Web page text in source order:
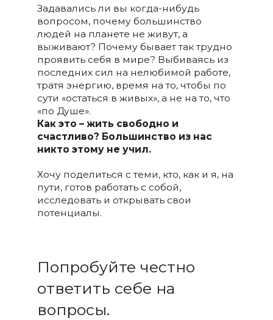
Задавались ли вы когда-нибудь
вопросом, почему большинство
людей на планете не живут, а
выживают? Почему бывает так трудно
проявить себя в мире? Выбиваясь из
последних сил на нелюбимой работе,
тратя энергию, время на то, чтобы по
сути «остаться в живых», а не на то, что
«по Душе».
Как это – жить свободно и
счастливо? Большинство из нас
никто этому не учил.
Хочу поделиться с теми, кто, как и я, на
пути, готов работать с собой,
исследовать и открывать свои
потенциалы.
Попробуйте честно
ответить себе на
вопросы.